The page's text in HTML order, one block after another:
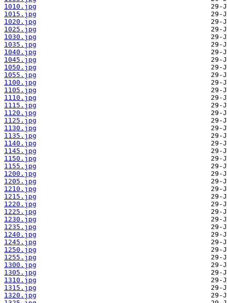
1010.jpg
1015.jpg
1020.jpg
1025.jpg
1030.jpg
1035.jpg
1040.jpg
1045.jpg
1050.jpg
1055.jpg
1100.jpg
1105.jpg
1110.jpg
1115.jpg
1120.jpg
1125.jpg
1130.jpg
1135.jpg
1140.jpg
1145.jpg
1150.jpg
1155.jpg
1200.jpg
1205.jpg
1210.jpg
1215.jpg
1220.jpg
1225.jpg
1230.jpg
1235.jpg
1240.jpg
1245.jpg
1250.jpg
1255.jpg
1300.jpg
1305.jpg
1310.jpg
1315.jpg
1320.jpg